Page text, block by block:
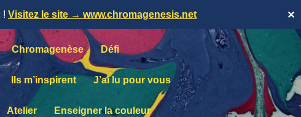
! Visitez le site → www.chromagenesis.net ✕
Chromagenèse Défi
Ils m’inspirent J’ai lu pour vous
Atelier Enseigner la couleur